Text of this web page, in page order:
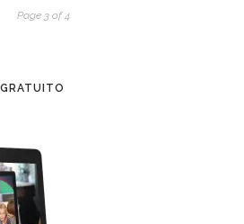
Page 3 of 4